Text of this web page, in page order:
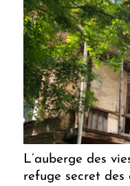
L’auberge des
refuge secret des